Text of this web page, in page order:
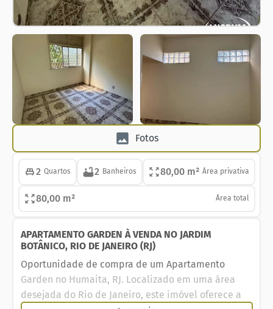
Fotos
2 Quartos 2 Banheiros 80,00 m² Área privativa
80,00 m² Área total
APARTAMENTO GARDEN À VENDA NO JARDIM
BOTÂNICO, RIO DE JANEIRO (RJ)
Oportunidade de compra de um Apartamento
Garden no Humaita, RJ. Localizado em uma área
desejada do Rio de Janeiro, este imóvel oferece a